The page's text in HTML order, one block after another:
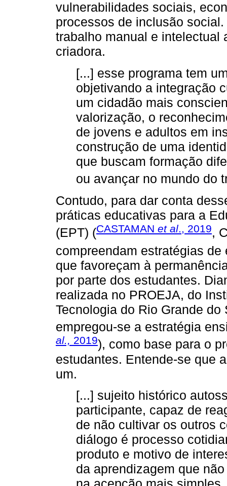
vulnerabilidades sociais,
processos de inclusão
trabalho manual e intelectual
criadora.
[...] esse programa tem
objetivando a integração
um cidadão mais
valorização, o
de jovens e adultos em
construção de uma
que buscam formação
ou avançar no mundo do
Contudo, para dar conta
práticas educativas para a
(EPT) (CASTAMAN et al ., 2019,
compreendam estratégias de
que favoreçam à
por parte dos estudantes.
realizada no PROEJA, do
Tecnologia do Rio Grande
empregou-se a estratégia
al., 2019), como base para o
estudantes. Entende-se que
um.
[...] sujeito histórico
participante, capaz de
de não cultivar os outros
diálogo é processo
produto e motivo de
da aprendizagem que